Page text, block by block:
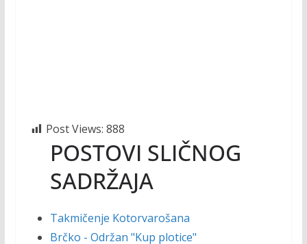
Post Views: 888
POSTOVI SLIČNOG
SADRŽAJA
Takmičenje Kotorvarošana
Brčko - Održan "Kup plotice"